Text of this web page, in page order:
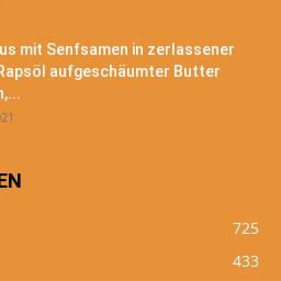
mit Senfsamen in zerlassener
aufgeschäumter Butter
725
433